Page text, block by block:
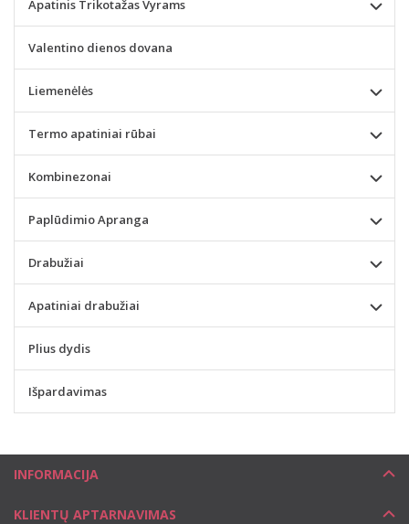
Apatinis Trikotažas Vyrams
Valentino dienos dovana
Liemenėlės
Termo apatiniai rūbai
Kombinezonai
Paplūdimio Apranga
Drabužiai
Apatiniai drabužiai
Plius dydis
Išpardavimas
INFORMACIJA
KLIENTŲ APTARNAVIMAS